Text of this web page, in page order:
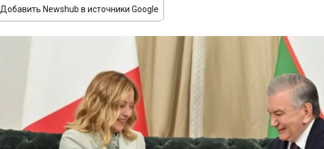
Добавить Newshub в источники Google